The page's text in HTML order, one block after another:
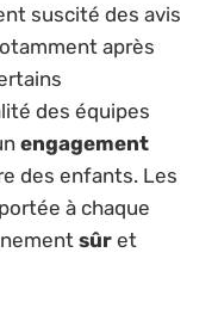
suscité des avis
après
des équipes
engagement
des enfants. Les
à chaque
sûr et